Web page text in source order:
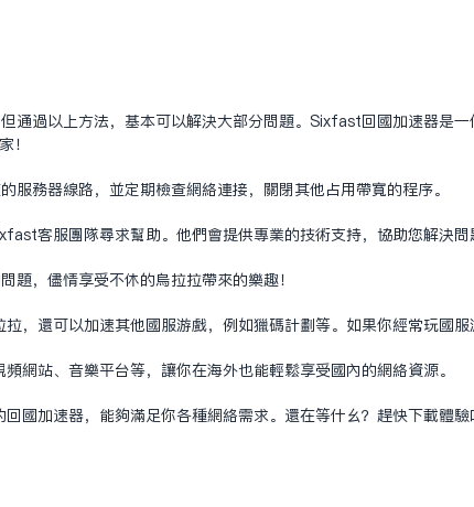
通过以上方法，基本可以解决大部分问题。Sixfast回国加速器是
！
服务器线路，并定期检查网络连接，关闭其他占用带宽的程序。
客服团队寻求帮助。他们会提供专业的技术支持，协助您解决问
题，尽情享受不休的乌拉拉带来的乐趣！
，还可以加速其他国服游戏，例如猎码计划等。如果你经常玩国
网站、音乐平台等，让你在海外也能轻松享受国内的网络资源。
国加速器，能够满足你各种网络需求。还在等什么？赶快下载体验